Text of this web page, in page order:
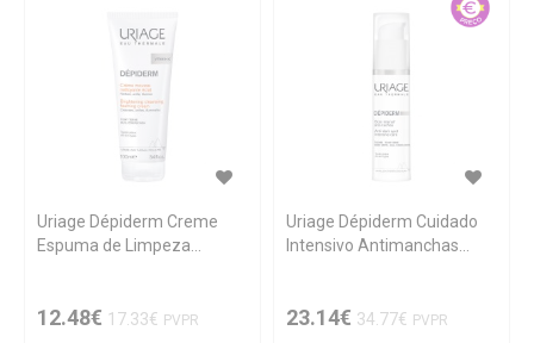
Uriage Dépiderm Creme
Espuma de Limpeza
12.48€ 17.33€ PVPR
Uriage Dépiderm Cuidado
Intensivo Antimanchas
23.14€ 34.77€ PVPR